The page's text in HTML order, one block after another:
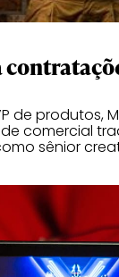
de produtos,
comercial
sênior